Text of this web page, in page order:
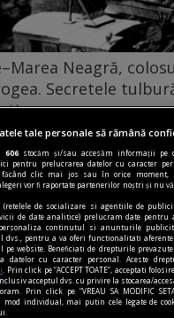
Neagră,
Secretele
ani de la reluarea
Neagră, unul
proiecte
Șantierele sale
tulburătoare
a zeci de mii de
tale personale să rămână
606 stocăm și/sau accesăm informații pe
pentru prelucrarea datelor cu caracter
făcând clic mai jos sau în orice moment,
vor fi raportate partenerilor noștri și nu vă
de socializare si agentiile de
de date analitice) prelucram date pentru
continutul si anunturile
dvs., pentru a va oferi functionalitati
website. Beneficiati de drepturile prevazute
datelor cu caracter personal. Aceste
. Prin click pe “ACCEPT TOATE”, acceptati
acceptul dvs. cu privire la stocarea/
Prin click pe “VREAU SA MODIFIC
individual, mai putin cele legate de